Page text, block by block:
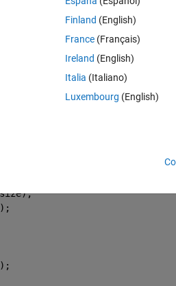
+ 0.436*B;
Finland (English)
France (Français)
Ireland (English)
Italia (Italiano)
Luxembourg (English)